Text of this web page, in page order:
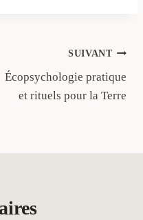
SUIVANT
Écopsychologie pratique
et rituels pour la Terre